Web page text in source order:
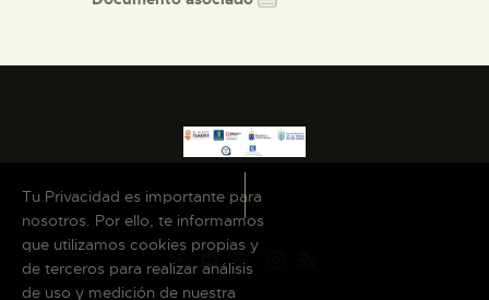
Tu Privacidad es importante para
nosotros. Por ello, te informamos
que utilizamos cookies propias y
de terceros para realizar análisis
de uso y medición de nuestra